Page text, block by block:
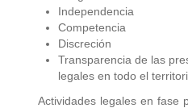
Independencia
Competencia
Discreción
Transparencia de las
legales en todo el
Actividades legales en fase